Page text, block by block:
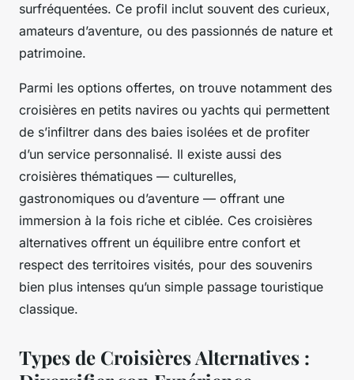
surfréquentées. Ce profil inclut souvent des curieux,
amateurs d’aventure, ou des passionnés de nature et
patrimoine.
Parmi les options offertes, on trouve notamment des
croisières en petits navires ou yachts qui permettent
de s’infiltrer dans des baies isolées et de profiter
d’un service personnalisé. Il existe aussi des
croisières thématiques — culturelles,
gastronomiques ou d’aventure — offrant une
immersion à la fois riche et ciblée. Ces croisières
alternatives offrent un équilibre entre confort et
respect des territoires visités, pour des souvenirs
bien plus intenses qu’un simple passage touristique
classique.
Types de Croisières Alternatives :